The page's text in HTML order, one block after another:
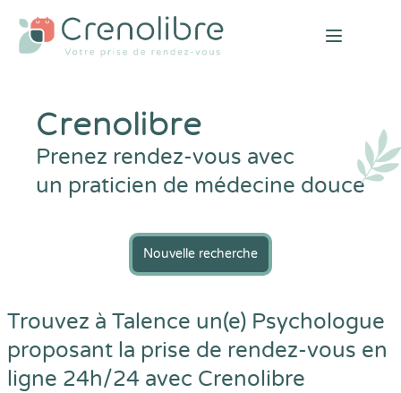
Open
Crenolibre
Prenez rendez-vous avec
un praticien de médecine douce
Nouvelle recherche
Trouvez à Talence un(e) Psychologue
proposant la prise de rendez-vous en
ligne 24h/24 avec Crenolibre